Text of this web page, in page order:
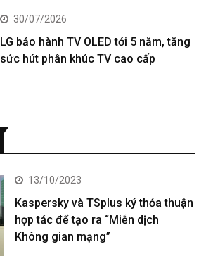
30/07/2026
LG bảo hành TV OLED tới 5 năm, tăng
sức hút phân khúc TV cao cấp
13/10/2023
Kaspersky và TSplus ký thỏa thuận
hợp tác để tạo ra “Miễn dịch
Không gian mạng”